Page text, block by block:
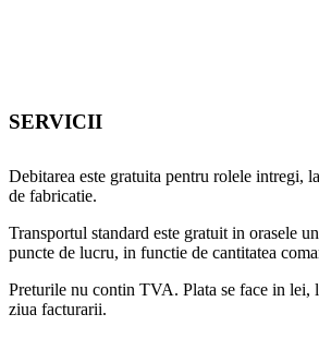
SERVICII
Debitarea este gratuita pentru rolele intregi,
de fabricatie.
Transportul standard este gratuit in orasele
puncte de lucru, in functie de cantitatea
Preturile nu contin TVA. Plata se face in
ziua facturarii.